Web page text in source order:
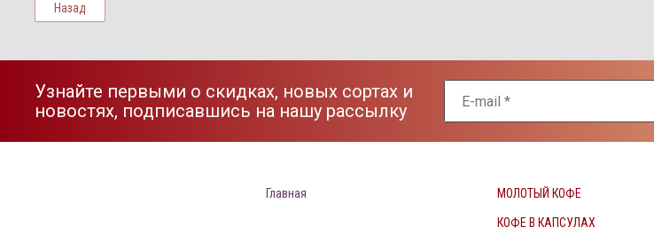
Назад
Узнайте первыми о скидках, новых сортах и
новостях, подписавшись на нашу рассылку
Главная МОЛОТЫЙ КОФЕ
КОФЕ В КАПСУЛАХ